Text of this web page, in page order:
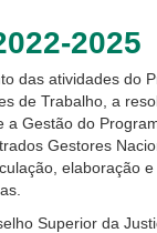
2025
das atividades do
de Trabalho, a
a Gestão do
Gestores
elaboração
Superior da